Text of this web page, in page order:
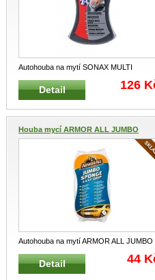
Autohouba na mytí SONAX MULTI
SONAX 428000 Univerzální mycí h
...
Detail 126
Houba mycí ARMOR ALL JUMBO
SPO...
Autohouba na mytí ARMOR ALL JUMBO
SPONGE Univerzální mycí houba s vyn
Detail 44